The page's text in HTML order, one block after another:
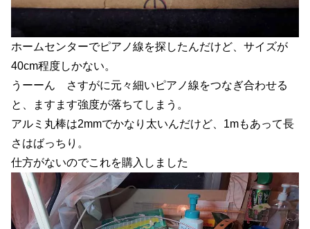
ホームセンターでピアノ線を探したんだけど、サイズが
40cm程度しかない。
うーーん さすがに元々細いピアノ線をつなぎ合わせる
と、ますます強度が落ちてしまう。
アルミ丸棒は2mmでかなり太いんだけど、1mもあって長
さはばっちり。
仕方がないのでこれを購入しました